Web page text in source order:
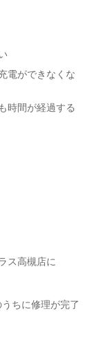
電ができなくな
時間が経過する
ス高槻店に
ちに修理が完了